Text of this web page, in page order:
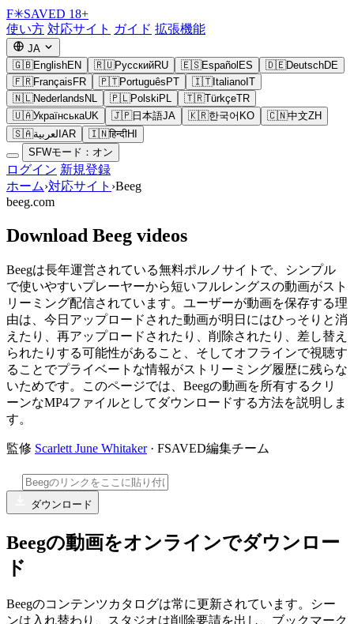
F✳SAVED 18+
使い方 対応サイト ガイド 拡張機能
JA
🇬🇧EnglishEN 🇷🇺РусскийRU 🇪🇸Español ES 🇩🇪DeutschDE
🇫🇷Français FR 🇵🇹Português PT 🇮🇹Italiano IT
🇳🇱Nederlands NL 🇵🇱Polski PL 🇹🇷TürkçeTR
🇺🇦УкраїнськаUK 🇯🇵日本語JA 🇰🇷한국어 KO 🇨🇳中文ZH
🇸🇦العربية AR 🇮🇳हिन्दीHI
SFWモード：オン
ログイン 新規登録
ホーム›対応サイト ›Beeg
beeg.com
Download Beeg videos
Beegは長年運営されている無料ポルノサイトで、シンプル
で使いやすいプレーヤーから短いフルレングスの動画がスト
リーミング配信されています。ユーザーが動画を保存する理
由は、今日アップロードされた動画が明日にはひっそりと消
えたり、再アップロードされたり、削除されたり、差し替え
られたりする可能性があること、そしてオフラインで視聴す
ることでプライベートな情報がストリーミング履歴に残らな
いためです。このページでは、Beegの動画を所有するクリ
ーンなMP4ファイルとしてダウンロードする方法を説明しま
す。
監修 Scarlett June Whitaker· FSAVED編集チーム
ダウンロード
Beegの動画をオンラインでダウンロー
ド
Beegのコンテンツカタログは常に更新されています。シー
ンは入れ替わり、スタジオは削除要請を出し、ブックマーク